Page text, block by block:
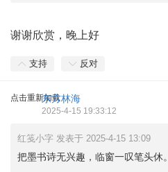
谢谢欣赏，晚上好
支持 反对
点击重新加载东方林海
2025-4-15 19:33:12
红笺小字 发表于 2025-4-15 13:09
把墨书诗无兴趣，临窗一叹笔头休。